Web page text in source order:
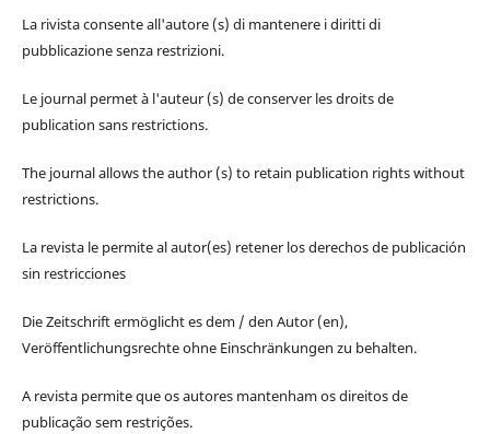
La rivista consente all'autore (s) di mantenere i diritti di
pubblicazione senza restrizioni.
Le journal permet à l'auteur (s) de conserver les droits de
publication sans restrictions.
The journal allows the author (s) to retain publication rights without
restrictions.
La revista le permite al autor(es) retener los derechos de publicación
sin restricciones
Die Zeitschrift ermöglicht es dem / den Autor (en),
Veröffentlichungsrechte ohne Einschränkungen zu behalten.
A revista permite que os autores mantenham os direitos de
publicação sem restrições.